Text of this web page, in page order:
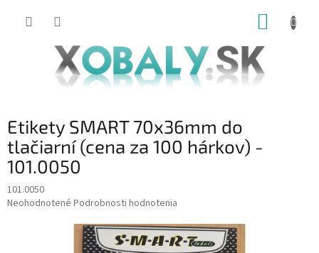
Etikety SMART 70x36mm do
tlačiarní (cena za 100 hárkov) -
101.0050
101.0050
Priemerné
Neohodnotené Podrobnosti hodnotenia